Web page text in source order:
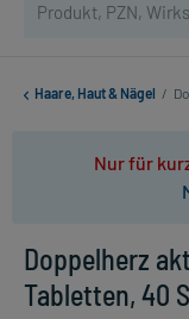
Haare, Haut & Nägel /
Nur für
Doppelherz
Tabletten, 40